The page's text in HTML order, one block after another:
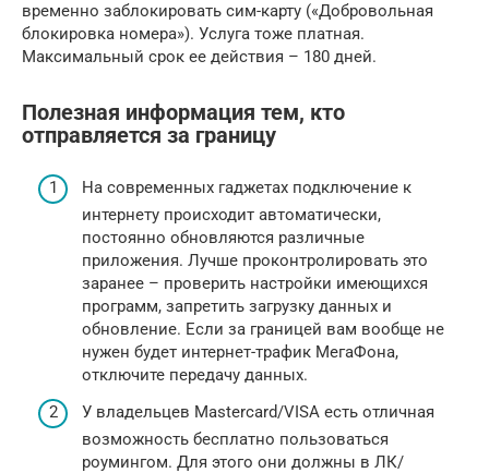
временно заблокировать сим-карту («Добровольная
блокировка номера»). Услуга тоже платная.
Максимальный срок ее действия – 180 дней.
Полезная информация тем, кто
отправляется за границу
На современных гаджетах подключение к
интернету происходит автоматически,
постоянно обновляются различные
приложения. Лучше проконтролировать это
заранее – проверить настройки имеющихся
программ, запретить загрузку данных и
обновление. Если за границей вам вообще не
нужен будет интернет-трафик МегаФона,
отключите передачу данных.
У владельцев Mastercard/VISA есть отличная
возможность бесплатно пользоваться
роумингом. Для этого они должны в ЛК/